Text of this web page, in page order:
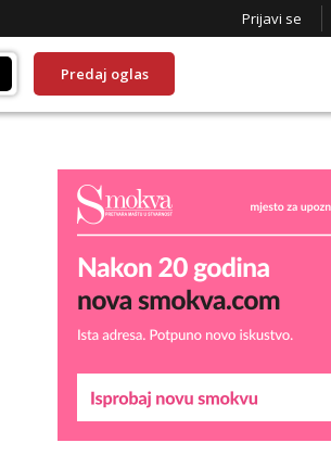
Prijavi se
Predaj oglas
Lucija